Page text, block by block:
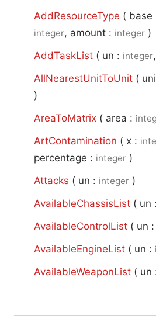
AddResourceType ( base
integer, amount : integer )
AddTaskList ( un : integer
AllNearestUnitToUnit (
)
AreaToMatrix ( area :
ArtContamination ( x :
percentage : integer )
Attacks ( un : integer )
AvailableChassisList ( un :
AvailableControlList ( un :
AvailableEngineList ( un :
AvailableWeaponList ( un